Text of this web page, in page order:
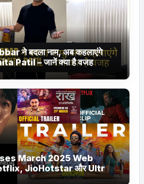
ने बदला नाम, अब कहलाएंगे
Patil – जानें क्या है वजह
March 2025 Web
वेब सीरीज और फिल्में